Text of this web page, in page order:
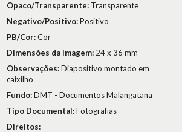
Opaco/Transparente: Transparente
Negativo/Positivo:Positivo
PB/Cor:Cor
Dimensões da Imagem: 24 x 36 mm
Observações:Diapositivo montado em
caixilho
Fundo:DMT - Documentos Malangatana
Tipo Documental:Fotografias
Direitos: